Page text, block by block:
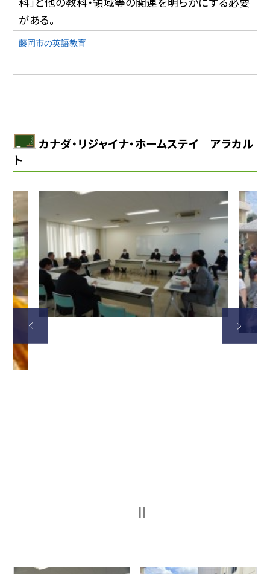
がある。
藤岡市の英語教育
カナダ・リジャイナ・ホームステイ アラカル
ト